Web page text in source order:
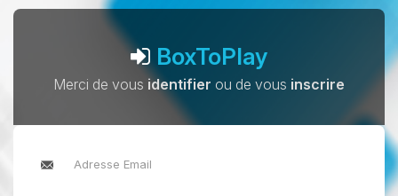
BoxToPlay
Merci de vous identifier ou de vous inscrire